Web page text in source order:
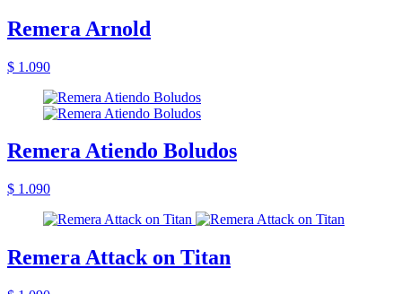
Remera Arnold
$ 1.090
Remera Atiendo Boludos
$ 1.090
Remera Attack on Titan